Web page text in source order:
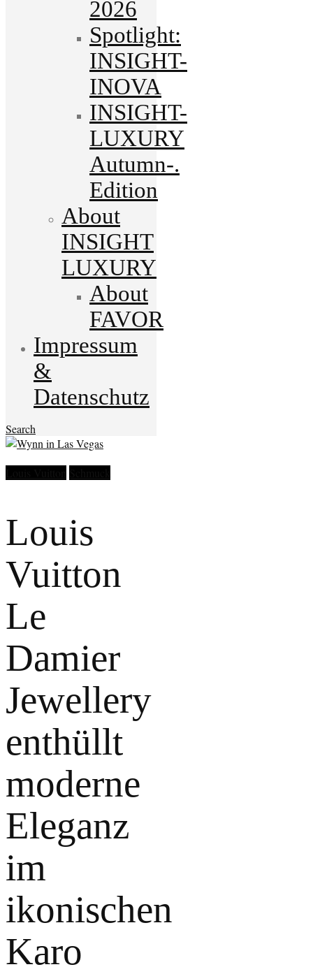
2026
Spotlight:
INSIGHT-
INOVA
INSIGHT-
LUXURY
Autumn-.
Edition
About
INSIGHT
LUXURY
About
FAVOR
Impressum
&
Datenschutz
Search
Louis
Vuitton
Le
Damier
Jewellery
enthüllt
moderne
Eleganz
im
ikonischen
Karo